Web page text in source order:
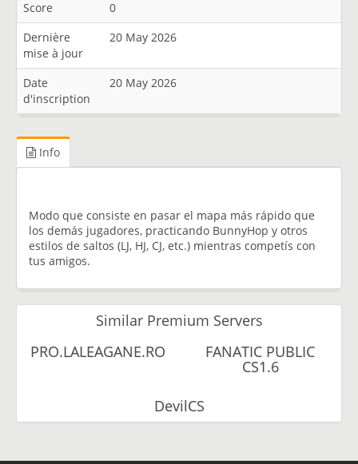
Score
0
Dernière
mise à jour
20 May 2026
Date
d'inscription
20 May 2026
Info
Modo que consiste en pasar el mapa más rápido que
los demás jugadores, practicando BunnyHop y otros
estilos de saltos (LJ, HJ, CJ, etc.) mientras competís con
tus amigos.
Similar Premium Servers
PRO.LALEAGANE.RO
FANATIC PUBLIC
CS1.6
DevilCS